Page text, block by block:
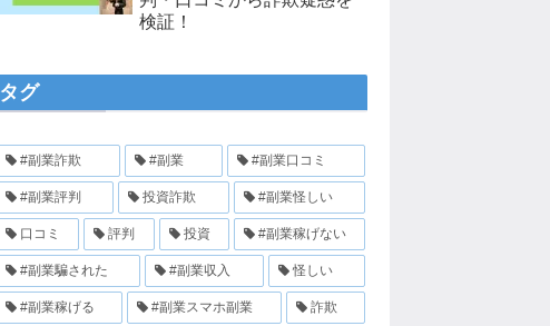
検証！
タグ
#副業詐欺 #副業 #副業口コミ
#副業評判 投資詐欺 #副業怪しい
口コミ 評判 投資 #副業稼げない
#副業騙された #副業収入 怪しい
#副業稼げる #副業スマホ副業 詐欺